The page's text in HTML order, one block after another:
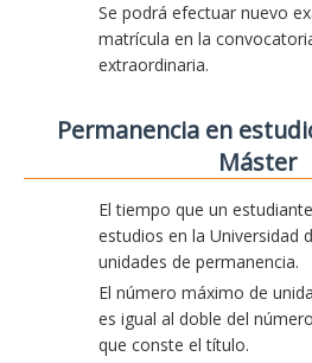
Se podrá efectuar nuevo
matrícula en la
extraordinaria.
Permanencia en
Máster
El tiempo que un
estudios en la Universidad
unidades de permanencia.
El número máximo de
es igual al doble del
que conste el título.